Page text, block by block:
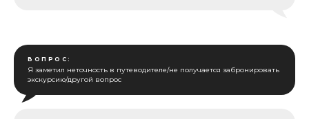
ВОПРОС:
Я заметил неточность в путеводителе/не получается забронировать
экскурсию/другой вопрос